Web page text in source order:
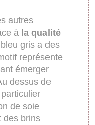
autres
à la qualité
gris a des
représente
émerger
dessus de
de soie
des brins